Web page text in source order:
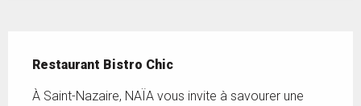
Restaurant Bistro Chic
À Saint-Nazaire, NAÏA vous invite à savourer une